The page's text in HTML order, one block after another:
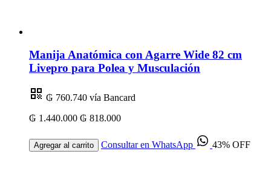
Manija Anatómica con Agarre Wide 82 cm
Livepro para Polea y Musculación
₲ 760.740 vía Bancard
₲ 1.440.000 ₲ 818.000
Agregar al carrito Consultar en WhatsApp 43% OFF